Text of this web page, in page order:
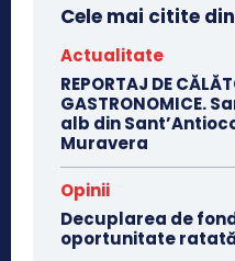
Cele mai citite
Actualitate
REPORTAJ DE
GASTRONOMICE.
alb din
Muravera
Opinii
Decuplarea de
oportunitate